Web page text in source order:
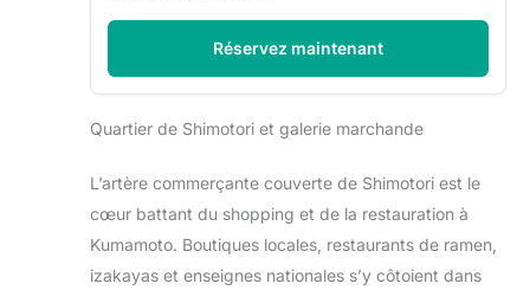
Réservez maintenant
Quartier de Shimotori et galerie marchande
L’artère commerçante couverte de Shimotori est le
cœur battant du shopping et de la restauration à
Kumamoto. Boutiques locales, restaurants de ramen,
izakayas et enseignes nationales s’y côtoient dans